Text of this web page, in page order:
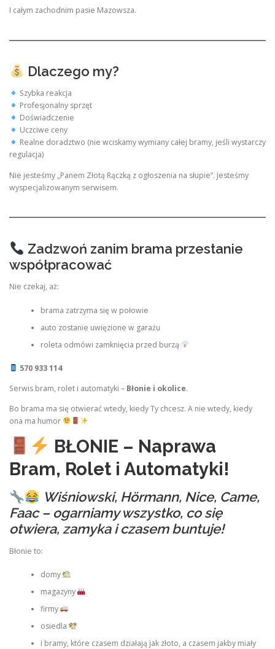
I całym zachodnim pasie Mazowsza.
Dlaczego my?
Szybka reakcja
Profesjonalny sprzęt
Doświadczenie
Uczciwe ceny
Realne doradztwo (nie wciskamy wymiany całej bramy, jeśli wystarczy
regulacja)
Nie jesteśmy „Panem Złotą Rączką z ogłoszenia na słupie”. Jesteśmy
wyspecjalizowanym serwisem.
Zadzwoń zanim brama przestanie
współpracować
Nie czekaj, aż:
brama zatrzyma się w połowie
auto zostanie uwięzione w garażu
roleta odmówi zamknięcia przed burzą
570 933 114
Serwis bram, rolet i automatyki – Błonie i okolice.
Bo brama ma się otwierać wtedy, kiedy Ty chcesz. A nie wtedy, kiedy
ona ma humor
BŁONIE – Naprawa
Bram, Rolet i Automatyki!
Wiśniowski, Hörmann, Nice, Came,
Faac – ogarniamy wszystko, co się
otwiera, zamyka i czasem buntuje!
Błonie to:
domy
magazyny
firmy
osiedla
i bramy, które czasem działają jak złoto, a czasem jakby miały